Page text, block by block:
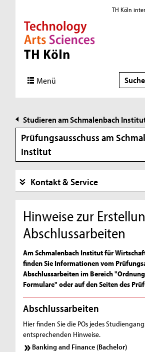
Direkt zur Hauptnavigation
Direkt zur Subnavigation
Direkt zum Inhalt
Direkt zum Fußbereich
TH Köln
Menü Suche
Suche
Studieren am Schmalenbach
Prüfungsausschuss am
Institut
Kontakt & Service
Hinweise zur
Abschlussarbeiten
Am Schmalenbach Institut für
finden Sie Informationen vom
Abschlussarbeiten im Bereich
Formulare" oder auf den Seiten des
Abschlussarbeiten
Hier finden Sie die POs jedes
entsprechenden Hinweise.
Banking and Finance (Bachelor)